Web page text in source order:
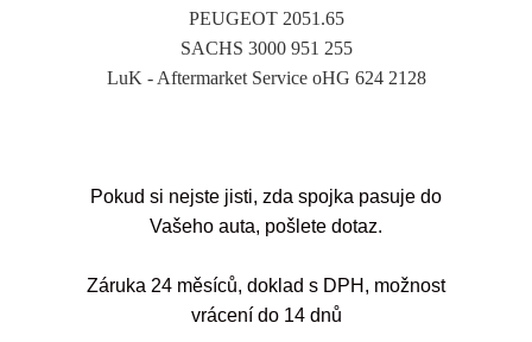
PEUGEOT 2051.65
SACHS 3000 951 255
LuK - Aftermarket Service oHG 624 2128
Pokud si nejste jisti, zda spojka pasuje do
Vašeho auta, pošlete dotaz.
Záruka 24 měsíců, doklad s DPH, možnost
vrácení do 14 dnů